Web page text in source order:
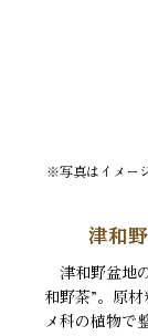
※写真はイメージ
津和
津和野盆地
和野茶”。原
メ科の植物で